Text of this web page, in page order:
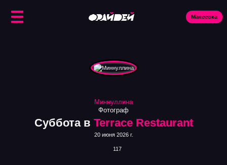
Макеевка
Суббота в Terrace Restaurant
20 июня 2026 г.
Миннуллина
Фотограф
117